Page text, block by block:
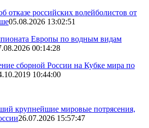
отказе российских волейболистов от
05.08.2026 13:02:51
Европы по водным видам
00:14:28
сборной России на Кубке мира по
10:44:00
крупнейшие мировые потрясения,
26.07.2026 15:57:47